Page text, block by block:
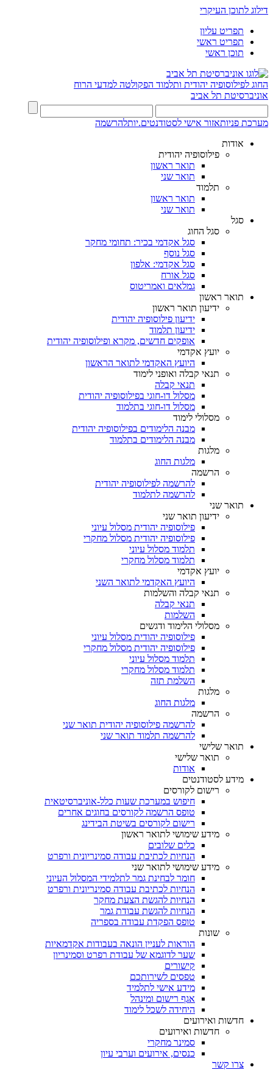
דילוג לתוכן העיקרי
תפריט עליון
תפריט ראשי
תוכן ראשי
החוג לפילוסופיה יהודית ותלמוד הפקולטה למדעי הרוח
אוניברסיטת תל אביב
מערכת פניותאזור אישי לסטודנטים.יותלהרשמה
אודות
פילוסופיה יהודית
תואר ראשון
תואר שני
תלמוד
תואר ראשון
תואר שני
סגל
סגל החוג
סגל אקדמי בכיר: תחומי מחקר
סגל נוסף
סגל אקדמי: אלפון
סגל אורח
גמלאים ואמריטוס
תואר ראשון
ידיעון תואר ראשון
ידיעון פילוסופיה יהודית
ידיעון תלמוד
אופקים חדשים, מקרא ופילוסופיה יהודית
יועץ אקדמי
היועץ האקדמי לתואר הראשון
תנאי קבלה ואופני לימוד
תנאי קבלה
מסלול דו-חוגי בפילוסופיה יהודית
מסלול דו-חוגי בתלמוד
מסלולי לימוד
מבנה הלימודים בפילוסופיה יהודית
מבנה הלימודים בתלמוד
מלגות
מלגות החוג
הרשמה
להרשמה לפילוסופיה יהודית
להרשמה לתלמוד
תואר שני
ידיעון תואר שני
פילוסופיה יהודית מסלול עיוני
פילוסופיה יהודית מסלול מחקרי
תלמוד מסלול עיוני
תלמוד מסלול מחקרי
יועץ אקדמי
היועץ האקדמי לתואר השני
תנאי קבלה והשלמות
תנאי קבלה
השלמות
מסלולי הלימוד ודגשים
פילוסופיה יהודית מסלול עיוני
פילוסופיה יהודית מסלול מחקרי
תלמוד מסלול עיוני
תלמוד מסלול מחקרי
השלמת תזה
מלגות
מלגות החוג
הרשמה
להרשמה פילוסופיה יהודית תואר שני
להרשמה תלמוד תואר שני
תואר שלישי
תואר שלישי
אודות
מידע לסטודנטים
רישום לקורסים
חיפוש במערכת שעות כלל-אוניברסיטאית
טופס הרשמה לקורסים בחוגים אחרים
רישום לקורסים בשיטת הבידינג
מידע שימושי לתואר ראשון
כלים שלובים
הנחיות לכתיבת עבודה סמינריונית ורפרט
מידע שימושי לתואר שני
חומר לבחינת גמר לתלמידי המסלול העיוני
הנחיות לכתיבת עבודה סמינריונית ורפרט
הנחיות להגשת הצעת מחקר
הנחיות להגשת עבודת גמר
טופס הפקדת עבודה בספריה
שונות
הוראות לעניין הונאה בעבודות אקדמאיות
שער לדוגמא של עבודת רפרט וסמינריון
קישורים
טפסים לשירותכם
מידע אישי לתלמיד
אגף רישום ומינהל
היחידה לשכל לימוד
חדשות ואירועים
חדשות ואירועים
סמינר מחקרי
כנסים, אירועים וערבי עיון
צרו קשר